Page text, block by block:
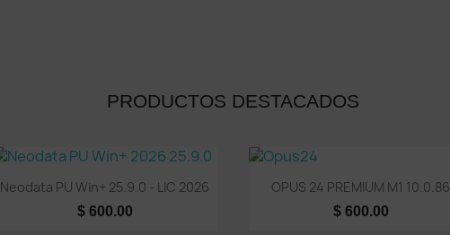
PRODUCTOS DESTACADOS
Vista rápida
Neodata PU Win+ 25.9.0 - LIC 2026
$ 600.00
Vista rápida
OPUS 24 PREMIUM M1 10.0.86
$ 600.00